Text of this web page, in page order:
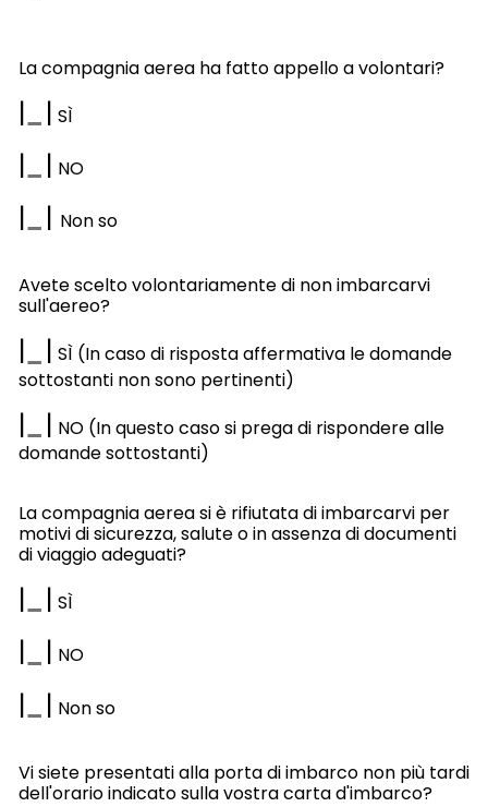
La compagnia aerea ha fatto appello a volontari?
| | SÌ
| | NO
| | Non so
Avete scelto volontariamente di non imbarcarvi
sull'aereo?
| | SÌ (In caso di risposta affermativa le domande
sottostanti non sono pertinenti)
| | NO (In questo caso si prega di rispondere alle
domande sottostanti)
La compagnia aerea si è rifiutata di imbarcarvi per
motivi di sicurezza, salute o in assenza di documenti
di viaggio adeguati?
| | SÌ
| | NO
| | Non so
Vi siete presentati alla porta di imbarco non più tardi
dell'orario indicato sulla vostra carta d'imbarco?